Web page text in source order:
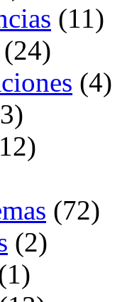
(11)
(24)
(4)
(72)
(2)